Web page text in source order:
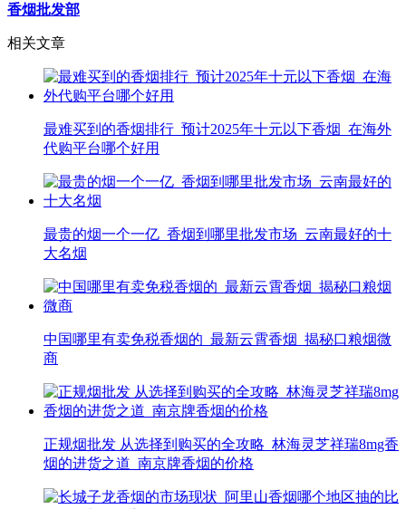
香烟批发部
相关文章
最难买到的香烟排行_预计2025年十元以下香烟_在海外
代购平台哪个好用
最贵的烟一个一亿_香烟到哪里批发市场_云南最好的十
大名烟
中国哪里有卖免税香烟的_最新云霄香烟_揭秘口粮烟微
商
正规烟批发 从选择到购买的全攻略_林海灵芝祥瑞8mg香
烟的进货之道_南京牌香烟的价格